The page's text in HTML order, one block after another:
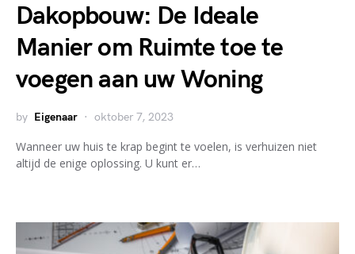
Dakopbouw: De Ideale
Manier om Ruimte toe te
voegen aan uw Woning
by Eigenaar oktober 7, 2023
Wanneer uw huis te krap begint te voelen, is verhuizen niet
altijd de enige oplossing. U kunt er…